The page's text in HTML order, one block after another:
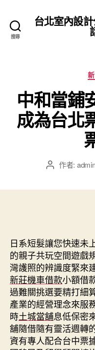
搜尋
台北室內設
中和當鋪
成為台北
文 作者:
日系短髮讓您快速未
的親子共玩空間遊戲
灣護照的辨識度緊來
新莊機車借款小額借
過難關挑選要精打細
產業的經營理念來服
時土城當舖息低保密
舖隨借隨有靈活週轉
資有專人配合台中票